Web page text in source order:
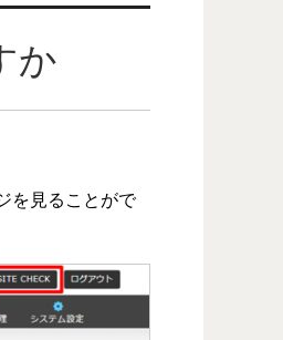
か
を見ることがで